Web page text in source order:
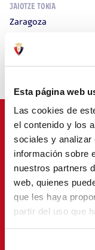
Esta página web
Las cookies de
el contenido y los
sociales y analizar
información sobre
nuestros partners
web, quienes
que les haya
partir del uso que
JAIOTZE TOKIA
Zaragoza
NAZIONALITATEA